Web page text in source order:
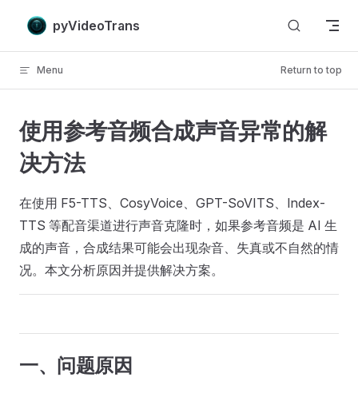
Skip to content
pyVideoTrans
Menu Return to top
使用参考音频合成声音异常的解
决方法
在使用 F5-TTS、CosyVoice、GPT-SoVITS、Index-
TTS 等配音渠道进行声音克隆时，如果参考音频是 AI 生
成的声音，合成结果可能会出现杂音、失真或不自然的情
况。本文分析原因并提供解决方案。
一、问题原因